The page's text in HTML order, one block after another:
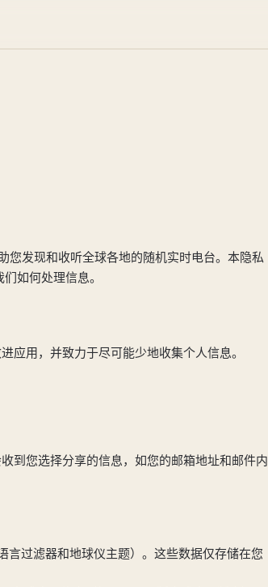
您发现和收听全球各地的随机实时电台。本隐私
如何处理信息。
应用，并致力于尽可能少地收集个人信息。
到您选择分享的信息，如您的邮箱地址和邮件内
过滤器和地球仪主题）。这些数据仅存储在您